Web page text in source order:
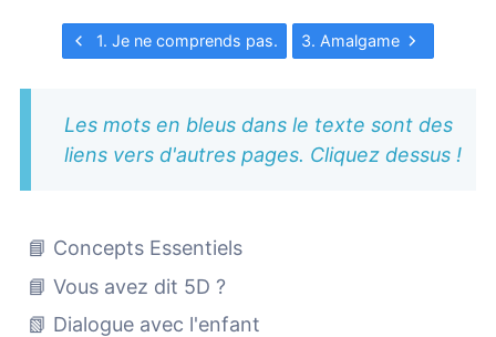
1. Je ne comprends pas. 3. Amalgame
Les mots en bleus dans le texte sont des
liens vers d'autres pages. Cliquez dessus !
📘 Concepts Essentiels
📘 Vous avez dit 5D ?
📗 Dialogue avec l'enfant